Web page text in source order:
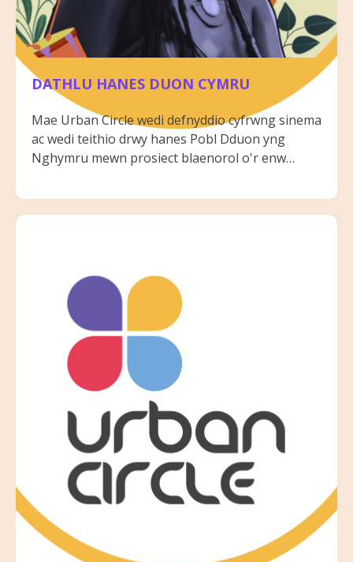
DATHLU HANES DUON CYMRU
Mae Urban Circle wedi defnyddio cyfrwng sinema
ac wedi teithio drwy hanes Pobl Dduon yng
Nghymru mewn prosiect blaenorol o'r enw
Wales'.